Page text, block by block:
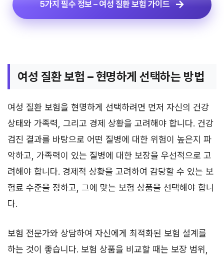
5가지 필수 정보 – 여성 질환 보험 가이드
여성 질환 보험 – 현명하게 선택하는 방법
여성 질환 보험을 현명하게 선택하려면 먼저 자신의 건강
상태와 가족력, 그리고 경제 상황을 고려해야 합니다. 건강
검진 결과를 바탕으로 어떤 질병에 대한 위험이 높은지 파
악하고, 가족력이 있는 질병에 대한 보장을 우선적으로 고
려해야 합니다. 경제적 상황을 고려하여 감당할 수 있는 보
험료 수준을 정하고, 그에 맞는 보험 상품을 선택해야 합니
다.
보험 전문가와 상담하여 자신에게 최적화된 보험 설계를
하는 것이 좋습니다. 보험 상품을 비교할 때는 보장 범위,